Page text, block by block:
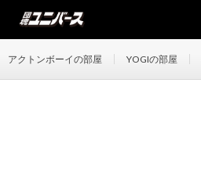
アクトンボーイの部屋 YOGIの部屋